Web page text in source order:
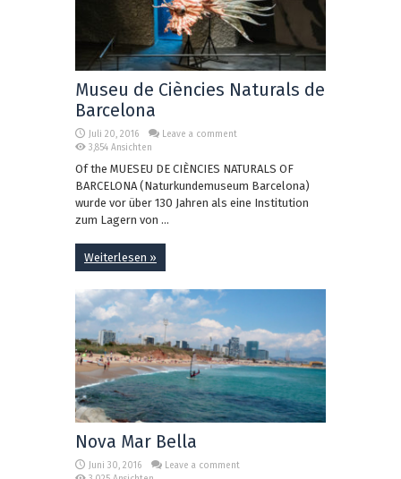
Museu de Ciències Naturals de
Barcelona
Juli 20, 2016
Leave a comment
3,854 Ansichten
Of the MUESEU DE CIÈNCIES NATURALS OF
BARCELONA (Naturkundemuseum Barcelona)
wurde vor über 130 Jahren als eine Institution
zum Lagern von ...
Weiterlesen »
Nova Mar Bella
Juni 30, 2016
Leave a comment